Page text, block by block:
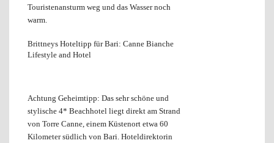
Touristenansturm weg und das Wasser noch
warm.
Brittneys Hoteltipp für Bari: Canne Bianche
Lifestyle and Hotel
Achtung Geheimtipp: Das sehr schöne und
stylische 4* Beachhotel liegt direkt am Strand
von Torre Canne, einem Küstenort etwa 60
Kilometer südlich von Bari. Hoteldirektorin